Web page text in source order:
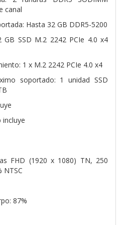
canal
Hasta 32 GB DDR5-5200
GB SSD M.2 2242 PCIe 4.0 x4
1 x M.2 2242 PCIe 4.0 x4
soportado: 1 unidad SSD
FHD (1920 x 1080) TN, 250
NTSC
87%